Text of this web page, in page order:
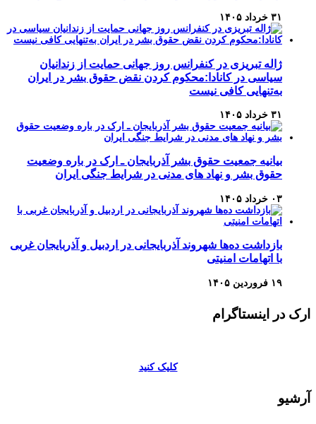
۳۱ خرداد ۱۴۰۵
ژاله تبریزی در کنفرانس روز جهانی حمایت از زندانیان
سیاسی در کانادا:محکوم کردن نقض حقوق بشر در ایران
به‌تنهایی کافی نیست
۳۱ خرداد ۱۴۰۵
بیانیه جمعیت حقوق بشر آذربایجان ـ ارک در باره وضعیت
حقوق بشر و نهاد های مدنی در شرایط جنگی ایران
۰۳ خرداد ۱۴۰۵
بازداشت ده‌ها شهروند آذربایجانی در اردبیل و آذربایجان غربی
با اتهامات امنیتی
۱۹ فروردین ۱۴۰۵
ارک در اینستاگرام
کلیک کنید
آرشیو